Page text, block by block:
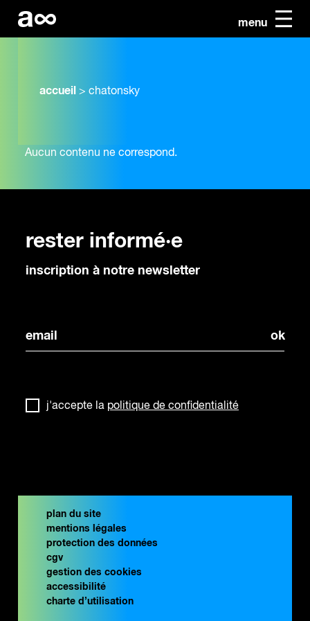
menu
accueil > chatonsky
Aucun contenu ne correspond.
rester informé·e
inscription à notre newsletter
j'accepte la politique de confidentialité
plan du site
mentions légales
protection des données
cgv
gestion des cookies
accessibilité
charte d’utilisation